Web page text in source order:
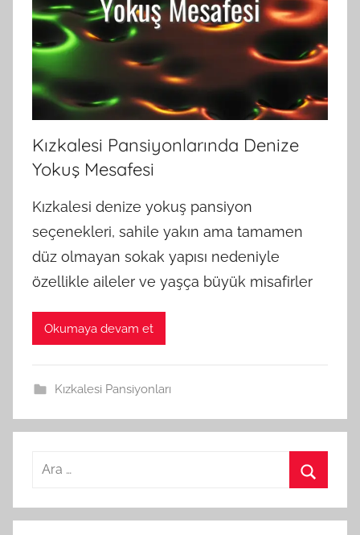
Kızkalesi Pansiyonlarında Denize
Yokuş Mesafesi
Kızkalesi denize yokuş pansiyon
seçenekleri, sahile yakın ama tamamen
düz olmayan sokak yapısı nedeniyle
özellikle aileler ve yaşça büyük misafirler
Okumaya devam et
Kızkalesi Pansiyonları
a
r